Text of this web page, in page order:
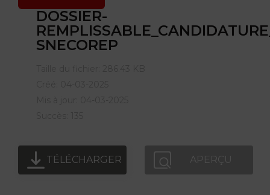
DOSSIER-
SNECOREP
TÉLÉCHARGER APERÇU